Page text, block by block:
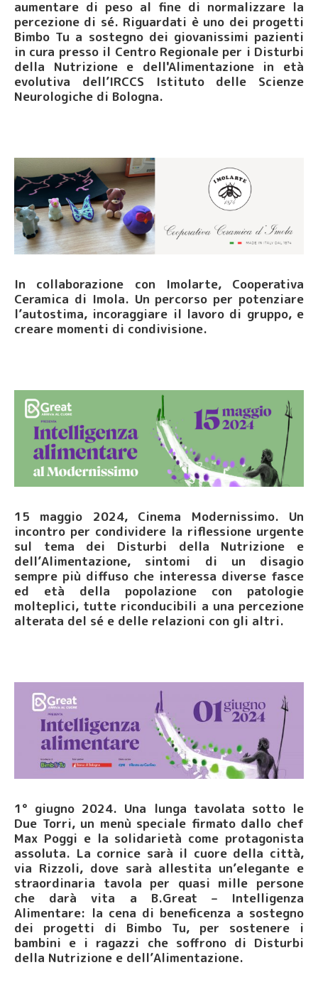
aumentare di peso al fine di normalizzare la
percezione di sé. Riguardati è uno dei progetti
Bimbo Tu a sostegno dei giovanissimi pazienti
in cura presso il Centro Regionale per i Disturbi
della Nutrizione e dell'Alimentazione in età
evolutiva dell’IRCCS Istituto delle Scienze
Neurologiche di Bologna.
In collaborazione con Imolarte, Cooperativa
Ceramica di Imola. Un percorso per potenziare
l’autostima, incoraggiare il lavoro di gruppo, e
creare momenti di condivisione.
15 maggio 2024, Cinema Modernissimo. Un
incontro per condividere la riflessione urgente
sul tema dei Disturbi della Nutrizione e
dell’Alimentazione, sintomi di un disagio
sempre più diffuso che interessa diverse fasce
ed età della popolazione con patologie
molteplici, tutte riconducibili a una percezione
alterata del sé e delle relazioni con gli altri.
1° giugno 2024. Una lunga tavolata sotto le
Due Torri, un menù speciale firmato dallo chef
Max Poggi e la solidarietà come protagonista
assoluta. La cornice sarà il cuore della città,
via Rizzoli, dove sarà allestita un’elegante e
straordinaria tavola per quasi mille persone
che darà vita a B.Great – Intelligenza
Alimentare: la cena di beneficenza a sostegno
dei progetti di Bimbo Tu, per sostenere i
bambini e i ragazzi che soffrono di Disturbi
della Nutrizione e dell’Alimentazione.